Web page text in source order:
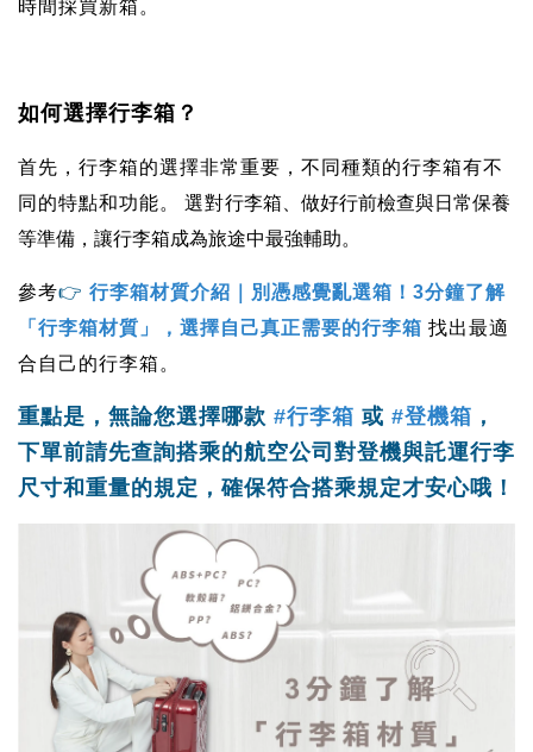
時間採買新箱。
如何選擇行李箱？
首先，行李箱的選擇非常重要，不同種類的行李箱有不
同的特點和功能。 選對行李箱、做好行前檢查與日常保養
等準備，讓行李箱成為旅途中最強輔助。
參考👉 行李箱材質介紹｜別憑感覺亂選箱！3分鐘了解
「行李箱材質」，選擇自己真正需要的行李箱 找出最適
合自己的行李箱。
重點是，無論您選擇哪款 #行李箱 或 #登機箱 ，
下單前請先查詢搭乘的航空公司對登機與託運行李
尺寸和重量的規定，確保符合搭乘規定才安心哦！